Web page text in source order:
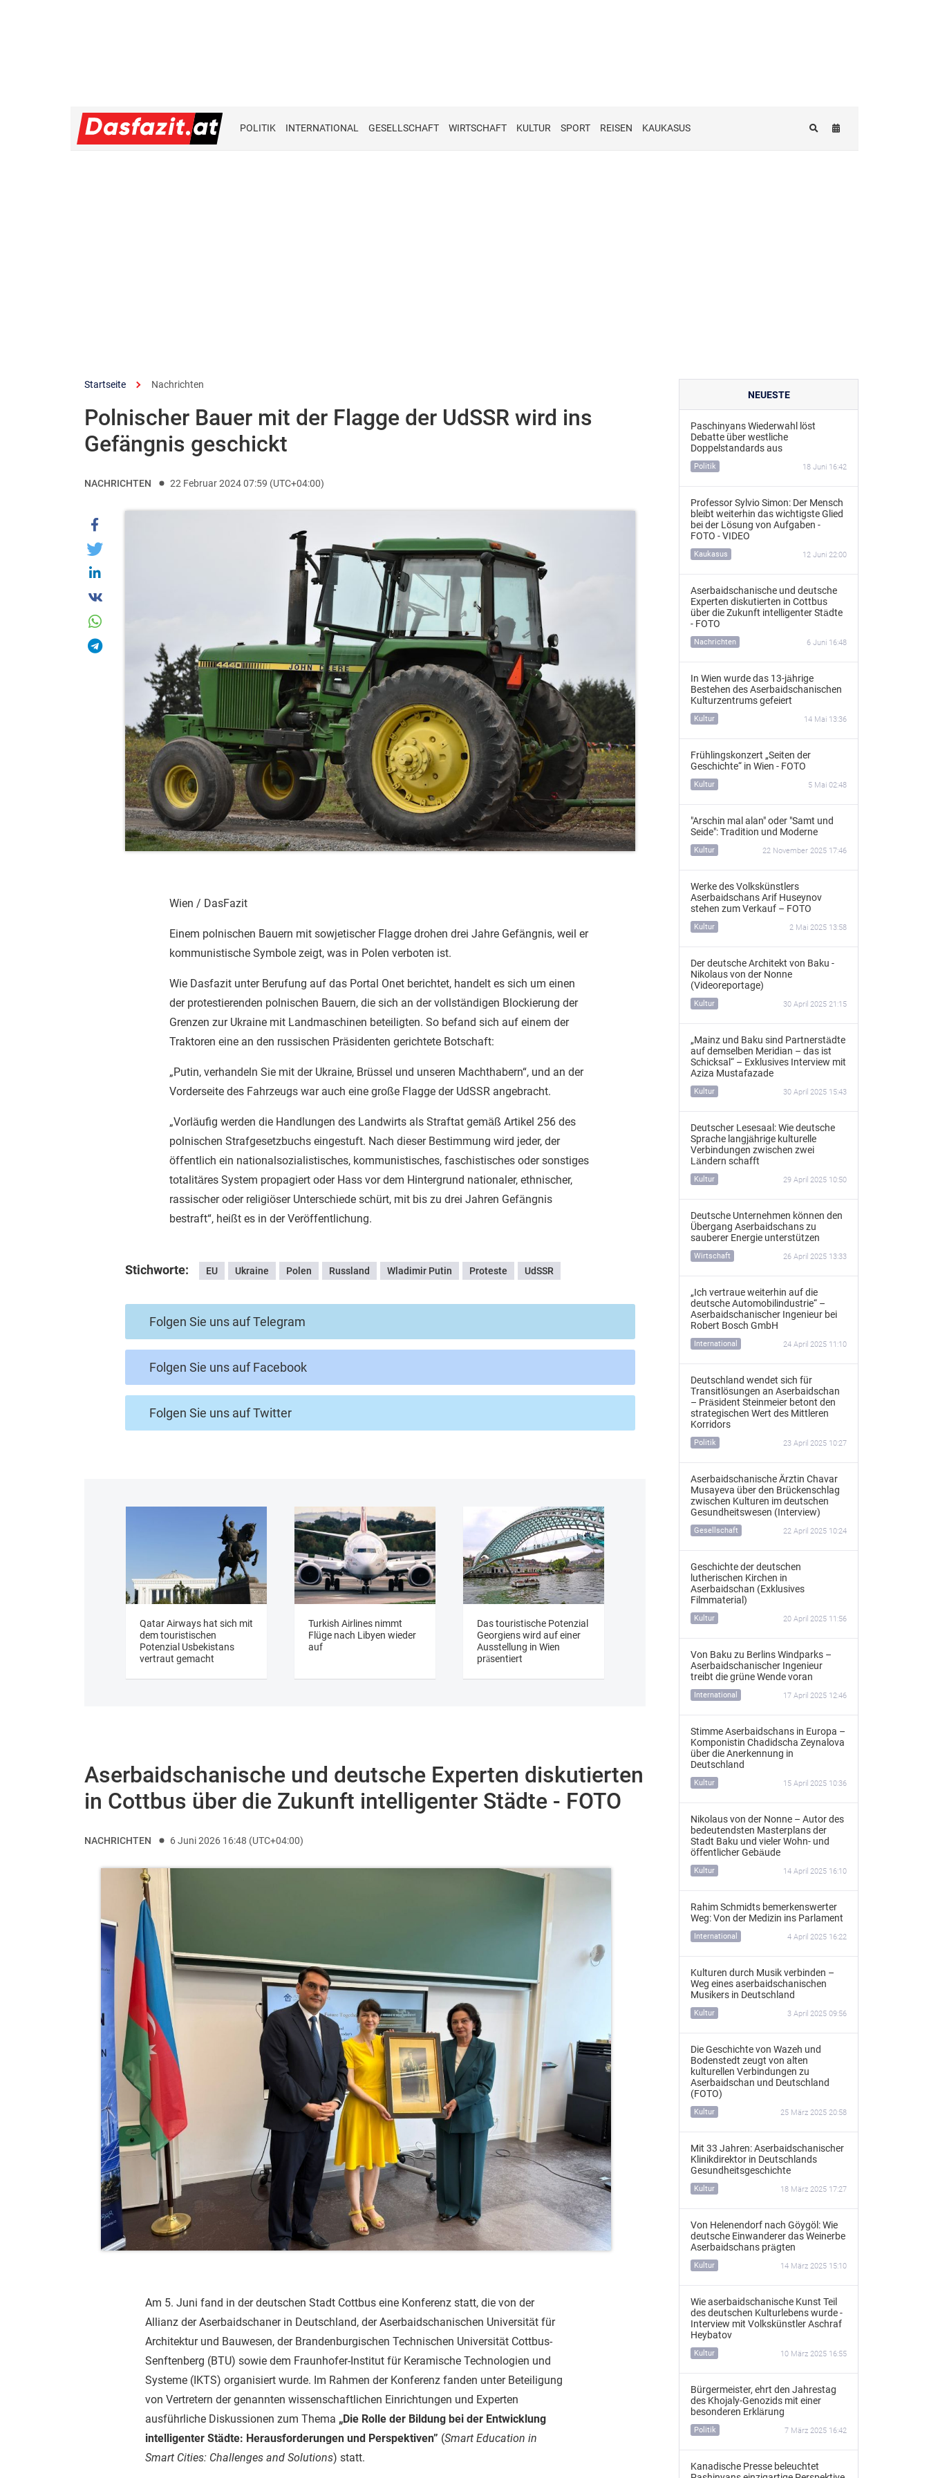
POLITIK INTERNATIONAL GESELLSCHAFT WIRTSCHAFT KULTUR SPORT REISEN KAUKASUS
Startseite Nachrichten
Polnischer Bauer mit der Flagge der UdSSR wird ins
Gefängnis geschickt
NACHRICHTEN 22 Februar 2024 07:59 (UTC+04:00)
Wien / DasFazit
Einem polnischen Bauern mit sowjetischer Flagge drohen drei Jahre Gefängnis, weil er
kommunistische Symbole zeigt, was in Polen verboten ist.
Wie Dasfazit unter Berufung auf das Portal Onet berichtet, handelt es sich um einen
der protestierenden polnischen Bauern, die sich an der vollständigen Blockierung der
Grenzen zur Ukraine mit Landmaschinen beteiligten. So befand sich auf einem der
Traktoren eine an den russischen Präsidenten gerichtete Botschaft:
„Putin, verhandeln Sie mit der Ukraine, Brüssel und unseren Machthabern“, und an der
Vorderseite des Fahrzeugs war auch eine große Flagge der UdSSR angebracht.
„Vorläufig werden die Handlungen des Landwirts als Straftat gemäß Artikel 256 des
polnischen Strafgesetzbuchs eingestuft. Nach dieser Bestimmung wird jeder, der
öffentlich ein nationalsozialistisches, kommunistisches, faschistisches oder sonstiges
totalitäres System propagiert oder Hass vor dem Hintergrund nationaler, ethnischer,
rassischer oder religiöser Unterschiede schürt, mit bis zu drei Jahren Gefängnis
bestraft“, heißt es in der Veröffentlichung.
Stichworte: EU Ukraine Polen Russland Wladimir Putin Proteste UdSSR
Folgen Sie uns auf Telegram
Folgen Sie uns auf Facebook
Folgen Sie uns auf Twitter
Qatar Airways hat sich mit
dem touristischen
Potenzial Usbekistans
vertraut gemacht
Turkish Airlines nimmt
Flüge nach Libyen wieder
auf
Das touristische Potenzial
Georgiens wird auf einer
Ausstellung in Wien
präsentiert
Aserbaidschanische und deutsche Experten diskutierten
in Cottbus über die Zukunft intelligenter Städte - FOTO
NACHRICHTEN 6 Juni 2026 16:48 (UTC+04:00)
Am 5. Juni fand in der deutschen Stadt Cottbus eine Konferenz statt, die von der
Allianz der Aserbaidschaner in Deutschland, der Aserbaidschanischen Universität für
Architektur und Bauwesen, der Brandenburgischen Technischen Universität Cottbus-
Senftenberg (BTU) sowie dem Fraunhofer-Institut für Keramische Technologien und
Systeme (IKTS) organisiert wurde. Im Rahmen der Konferenz fanden unter Beteiligung
von Vertretern der genannten wissenschaftlichen Einrichtungen und Experten
ausführliche Diskussionen zum Thema „Die Rolle der Bildung bei der Entwicklung
intelligenter Städte: Herausforderungen und Perspektiven” (Smart Education in
Smart Cities: Challenges and Solutions) statt.
NEUESTE
Paschinyans Wiederwahl löst
Debatte über westliche
Doppelstandards aus
Politik 18 Juni 16:42
Professor Sylvio Simon: Der Mensch
bleibt weiterhin das wichtigste Glied
bei der Lösung von Aufgaben -
FOTO - VIDEO
Kaukasus 12 Juni 22:00
Aserbaidschanische und deutsche
Experten diskutierten in Cottbus
über die Zukunft intelligenter Städte
- FOTO
Nachrichten 6 Juni 16:48
In Wien wurde das 13‑jährige
Bestehen des Aserbaidschanischen
Kulturzentrums gefeiert
Kultur 14 Mai 13:36
Frühlingskonzert „Seiten der
Geschichte“ in Wien - FOTO
Kultur 5 Mai 02:48
"Arschin mal alan" oder "Samt und
Seide": Tradition und Moderne
Kultur 22 November 2025 17:46
Werke des Volkskünstlers
Aserbaidschans Arif Huseynov
stehen zum Verkauf – FOTO
Kultur 2 Mai 2025 13:58
Der deutsche Architekt von Baku -
Nikolaus von der Nonne
(Videoreportage)
Kultur 30 April 2025 21:15
„Mainz und Baku sind Partnerstädte
auf demselben Meridian – das ist
Schicksal“ – Exklusives Interview mit
Aziza Mustafazade
Kultur 30 April 2025 15:43
Deutscher Lesesaal: Wie deutsche
Sprache langjährige kulturelle
Verbindungen zwischen zwei
Ländern schafft
Kultur 29 April 2025 10:50
Deutsche Unternehmen können den
Übergang Aserbaidschans zu
sauberer Energie unterstützen
Wirtschaft 26 April 2025 13:33
„Ich vertraue weiterhin auf die
deutsche Automobilindustrie“ –
Aserbaidschanischer Ingenieur bei
Robert Bosch GmbH
International 24 April 2025 11:10
Deutschland wendet sich für
Transitlösungen an Aserbaidschan
– Präsident Steinmeier betont den
strategischen Wert des Mittleren
Korridors
Politik 23 April 2025 10:27
Aserbaidschanische Ärztin Chavar
Musayeva über den Brückenschlag
zwischen Kulturen im deutschen
Gesundheitswesen (Interview)
Gesellschaft 22 April 2025 10:24
Geschichte der deutschen
lutherischen Kirchen in
Aserbaidschan (Exklusives
Filmmaterial)
Kultur 20 April 2025 11:56
Von Baku zu Berlins Windparks –
Aserbaidschanischer Ingenieur
treibt die grüne Wende voran
International 17 April 2025 12:46
Stimme Aserbaidschans in Europa –
Komponistin Chadidscha Zeynalova
über die Anerkennung in
Deutschland
Kultur 15 April 2025 10:36
Nikolaus von der Nonne – Autor des
bedeutendsten Masterplans der
Stadt Baku und vieler Wohn- und
öffentlicher Gebäude
Kultur 14 April 2025 16:10
Rahim Schmidts bemerkenswerter
Weg: Von der Medizin ins Parlament
International 4 April 2025 16:22
Kulturen durch Musik verbinden –
Weg eines aserbaidschanischen
Musikers in Deutschland
Kultur 3 April 2025 09:56
Die Geschichte von Wazeh und
Bodenstedt zeugt von alten
kulturellen Verbindungen zu
Aserbaidschan und Deutschland
(FOTO)
Kultur 25 März 2025 20:58
Mit 33 Jahren: Aserbaidschanischer
Klinikdirektor in Deutschlands
Gesundheitsgeschichte
Kultur 18 März 2025 17:27
Von Helenendorf nach Göygöl: Wie
deutsche Einwanderer das Weinerbe
Aserbaidschans prägten
Kultur 14 März 2025 15:10
Wie aserbaidschanische Kunst Teil
des deutschen Kulturlebens wurde -
Interview mit Volkskünstler Aschraf
Heybatov
Kultur 10 März 2025 16:55
Bürgermeister, ehrt den Jahrestag
des Khojaly-Genozids mit einer
besonderen Erklärung
Politik 7 März 2025 16:42
Kanadische Presse beleuchtet